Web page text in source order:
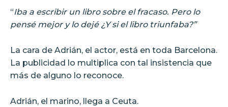
“Iba a escribir un libro sobre el fracaso. Pero lo
pensé mejor y lo dejé ¿Y si el libro triunfaba?”
La cara de Adrián, el actor, está en toda Barcelona.
La publicidad lo multiplica con tal insistencia que
más de alguno lo reconoce.
Adrián, el marino, llega a Ceuta.